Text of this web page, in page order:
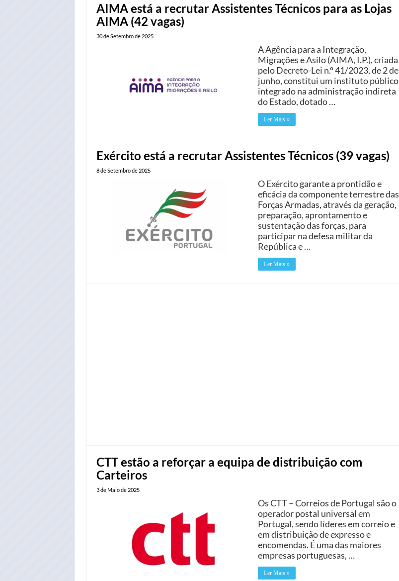
AIMA está a recrutar Assistentes Técnicos para as Lojas
AIMA (42 vagas)
30 de Setembro de 2025
A Agência para a Integração,
Migrações e Asilo (AIMA, I.P.), criada
pelo Decreto-Lei n.º 41/2023, de 2 de
junho, constitui um instituto público
integrado na administração indireta
do Estado, dotado …
Ler Mais »
Exército está a recrutar Assistentes Técnicos (39 vagas)
8 de Setembro de 2025
O Exército garante a prontidão e
eficácia da componente terrestre das
Forças Armadas, através da geração,
preparação, aprontamento e
sustentação das forças, para
participar na defesa militar da
República e …
Ler Mais »
CTT estão a reforçar a equipa de distribuição com
Carteiros
3 de Maio de 2025
Os CTT – Correios de Portugal são o
operador postal universal em
Portugal, sendo líderes em correio e
em distribuição de expresso e
encomendas. É uma das maiores
empresas portuguesas, …
Ler Mais »